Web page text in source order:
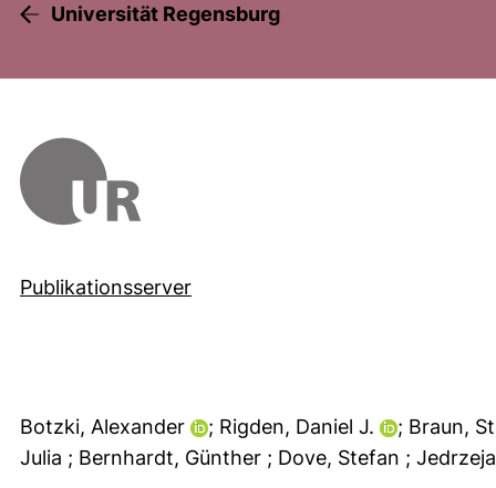
Universität Regensburg
Publikationsserver
Botzki, Alexander ; Rigden, Daniel J.
; Braun,
Julia ; Bernhardt, Günther ; Dove, Stefan ;